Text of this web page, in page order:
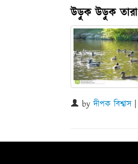
উড়ুক উড়ুক তারা
byদীপক বিশ্বাস|